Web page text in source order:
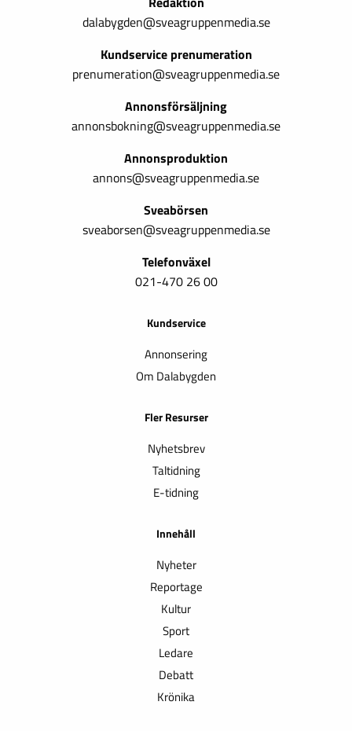
dalabygden@sveagruppenmedia.se
Kundservice prenumeration
prenumeration@sveagruppenmedia.se
Annonsförsäljning
annonsbokning@sveagruppenmedia.se
Annonsproduktion
annons@sveagruppenmedia.se
Sveabörsen
sveaborsen@sveagruppenmedia.se
Telefonväxel
021-470 26 00
Kundservice
Annonsering
Om Dalabygden
Fler Resurser
Nyhetsbrev
Taltidning
E-tidning
Innehåll
Nyheter
Reportage
Kultur
Sport
Ledare
Debatt
Krönika